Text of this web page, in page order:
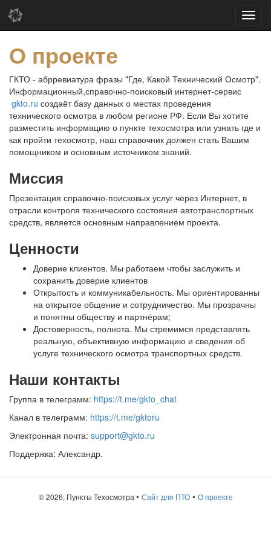
О проекте
ГКТО - абрревиатура фразы "Где, Какой Технический Осмотр".
Информационный,справочно-поисковый интернет-сервис
gkto.ru создаёт базу данных о местах проведения
технического осмотра в любом регионе РФ. Если Вы хотите
разместить информацию о пункте техосмотра или узнать где и
как пройти техосмотр, наш справочник должен стать Вашим
помощником и основным источником знаний.
Миссия
Презентация справочно-поисковых услуг через Интернет, в
отрасли контроля технического состояния автотранспортных
средств, является основным направлением проекта.
Ценности
Доверие клиентов. Мы работаем чтобы заслужить и
сохранить доверие клиентов
Открытость и коммуникабельность. Мы ориентированны
на открытое общение и сотрудничество. Мы прозрачны
и понятны обществу и партнёрам;
Достоверность, полнота. Мы стремимся представлять
реальную, объективную информацию и сведения об
услуге технического осмотра транспортных средств.
Наши контакты
Группа в телеграмм: https://t.me/gkto_chat
Канал в телеграмм: https://t.me/gktoru
Электронная почта: support@gkto.ru
Поддержка: Александр.
© 2026, Пункты Техосмотра • Сайт для ПТО • О проекте